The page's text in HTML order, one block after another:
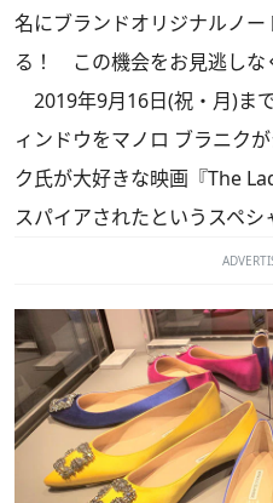
名にブランドオリジナルノ
る！ この機会をお見逃しな
2019年9月16日(祝・月)ま
ィンドウをマノロ ブラニク
ク氏が大好きな映画『The
スパイアされたというスペシ